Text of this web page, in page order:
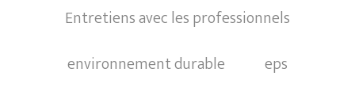
Entretiens avec les professionnels
environnement durable
eps